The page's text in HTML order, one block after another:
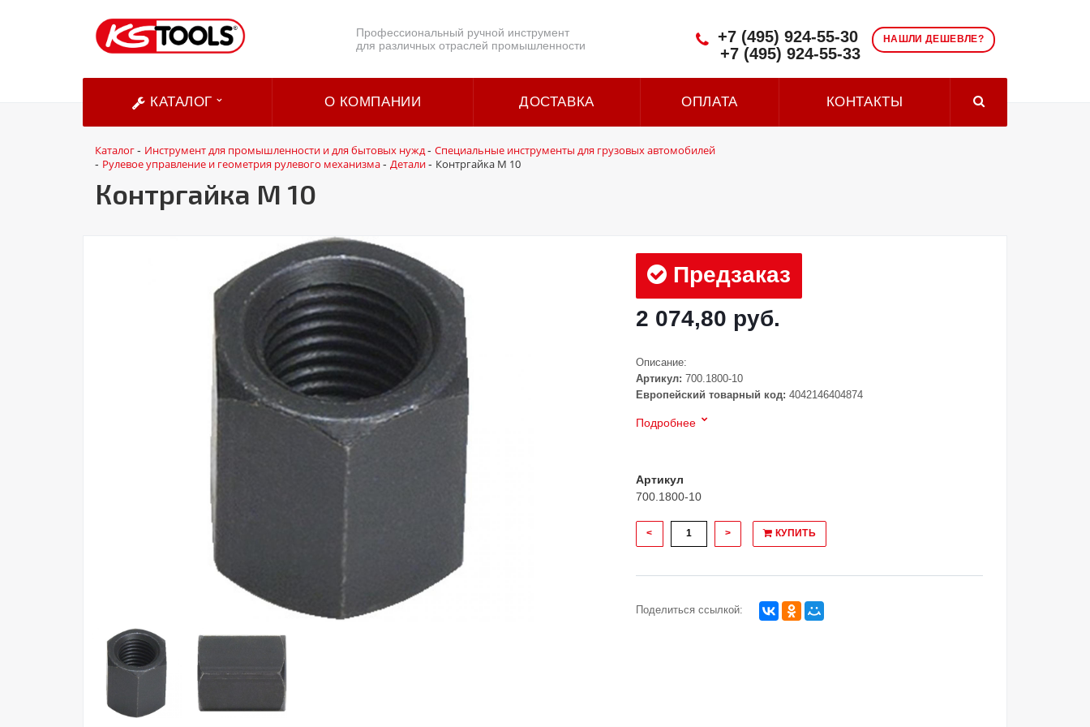
Профессиональный ручной инструмент
для различных отраслей промышленности
НАШЛИ ДЕШЕВЛЕ?
+7 (495) 924-55-30
+7 (495) 924-55-33
КАТАЛОГ О КОМПАНИИ ДОСТАВКА ОПЛАТА КОНТАКТЫ
Каталог- Инструмент для промышленности и для бытовых нужд- Специальные инструменты для грузовых автомобилей
- Рулевое управление и геометрия рулевого механизма- Детали- Контргайка M 10
Контргайка M 10
Предзаказ
2 074,80 руб.
Описание:
Артикул: 700.1800-10
Европейский товарный код: 4042146404874
Подробнее
Артикул
700.1800-10
< > КУПИТЬ
Поделиться ссылкой: